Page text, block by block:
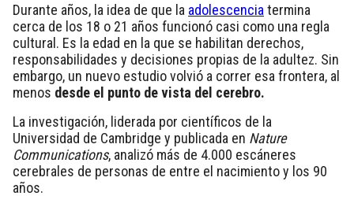
Durante años, la idea de que la adolescencia termina
cerca de los 18 o 21 años funcionó casi como una regla
cultural. Es la edad en la que se habilitan derechos,
responsabilidades y decisiones propias de la adultez. Sin
embargo, un nuevo estudio volvió a correr esa frontera, al
menos desde el punto de vista del cerebro.
La investigación, liderada por científicos de la
Universidad de Cambridge y publicada en Nature
Communications, analizó más de 4.000 escáneres
cerebrales de personas de entre el nacimiento y los 90
años.